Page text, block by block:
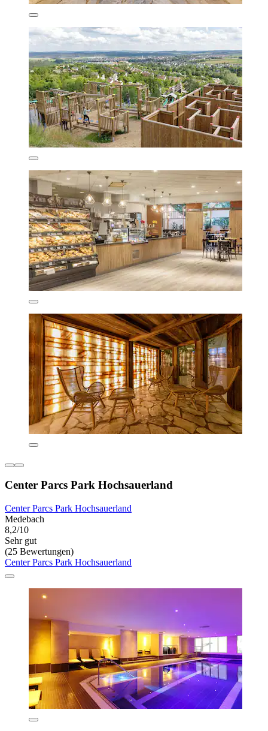
Center Parcs Park Hochsauerland
Center Parcs Park Hochsauerland
Medebach
8,2/10
Sehr gut
(25 Bewertungen)
Center Parcs Park Hochsauerland